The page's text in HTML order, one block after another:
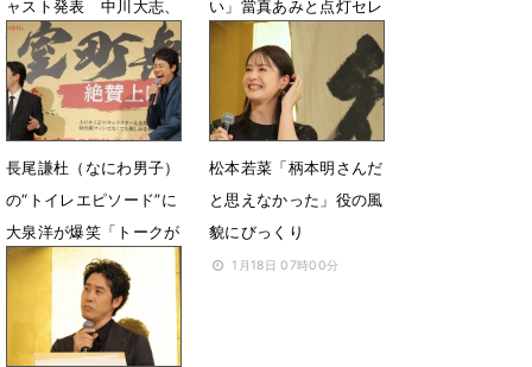
ャスト発表 中川大志、
恒松祐里、坂井真紀の出
演が決定
5月21日 12時15分
い」當真あみと点灯セレ
モニーに出席
2月6日 17時58分
長尾謙杜（なにわ男子）
の“トイレエピソード”に
大泉洋が爆笑「トークが
冴えてきたね〜」と絶賛
1月30日 10時33分
松本若菜「柄本明さんだ
と思えなかった」役の風
貌にびっくり
1月18日 07時00分